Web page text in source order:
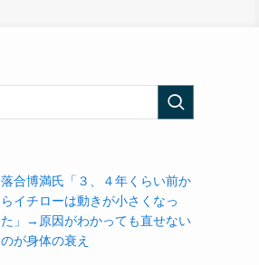
落合博満氏「３、４年くらい前か
らイチローは動きが小さくなっ
た」→原因がわかっても直せない
のが身体の衰え